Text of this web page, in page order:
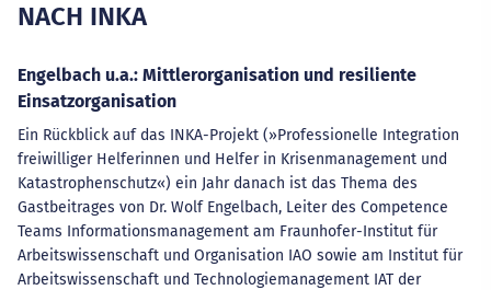
NACH INKA
Engelbach u.a.: Mittlerorganisation und resiliente
Einsatzorganisation
Ein Rückblick auf das INKA-Projekt (»Professionelle Integration
freiwilliger Helferinnen und Helfer in Krisenmanagement und
Katastrophenschutz«) ein Jahr danach ist das Thema des
Gastbeitrages von Dr. Wolf Engelbach, Leiter des Competence
Teams Informationsmanagement am Fraunhofer-Institut für
Arbeitswissenschaft und Organisation IAO sowie am Institut für
Arbeitswissenschaft und Technologiemanagement IAT der